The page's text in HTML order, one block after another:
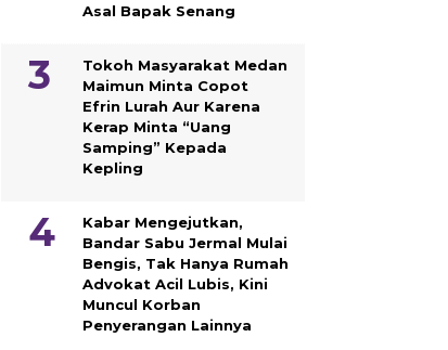
Asal Bapak Senang
Tokoh Masyarakat Medan
Maimun Minta Copot
Efrin Lurah Aur Karena
Kerap Minta “Uang
Samping” Kepada
Kepling
Kabar Mengejutkan,
Bandar Sabu Jermal Mulai
Bengis, Tak Hanya Rumah
Advokat Acil Lubis, Kini
Muncul Korban
Penyerangan Lainnya